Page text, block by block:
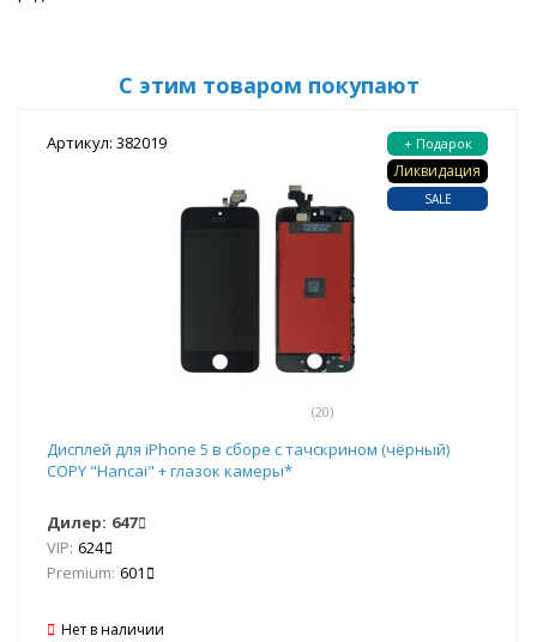
С этим товаром покупают
Артикул: 382019
(20)
+ Подарок
Ликвидация
SALE
Дисплей для iPhone 5 в сборе с тачскрином (чёрный)
COPY "Hancai" + глазок камеры*
Дилер: 647
VIP: 624
Premium: 601
Нет в наличии